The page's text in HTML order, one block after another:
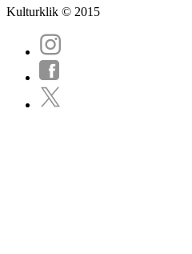
Kulturklik © 2015